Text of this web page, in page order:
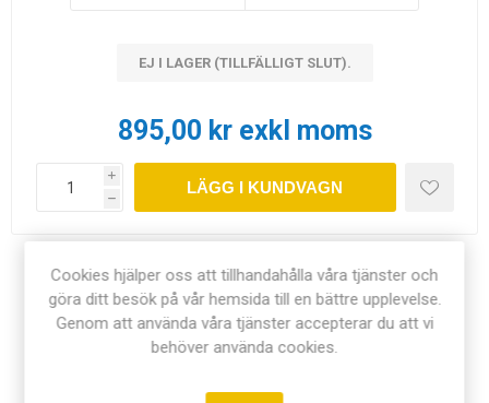
EJ I LAGER (TILLFÄLLIGT SLUT).
895,00 kr exkl moms
i
h
LÄGG I KUNDVAGN
Dela:
ÖVERSIKT
Cookies hjälper oss att tillhandahålla våra tjänster och
göra ditt besök på vår hemsida till en bättre upplevelse.
Genom att använda våra tjänster accepterar du att vi
behöver använda cookies.